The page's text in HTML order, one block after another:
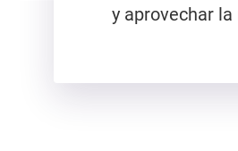
y aprovechar